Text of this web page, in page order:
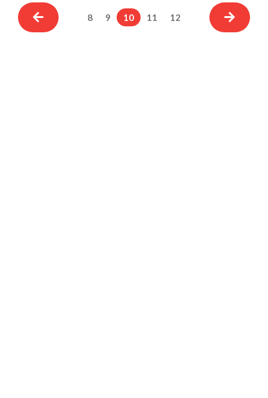
8 9 10 11 12